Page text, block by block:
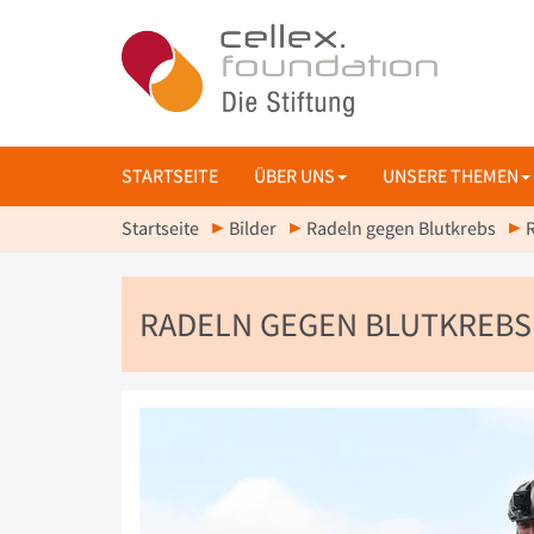
STARTSEITE ÜBER UNS UNSERE THEMEN
Startseite Bilder Radeln gegen Blutkrebs
RADELN GEGEN BLUTKREBS